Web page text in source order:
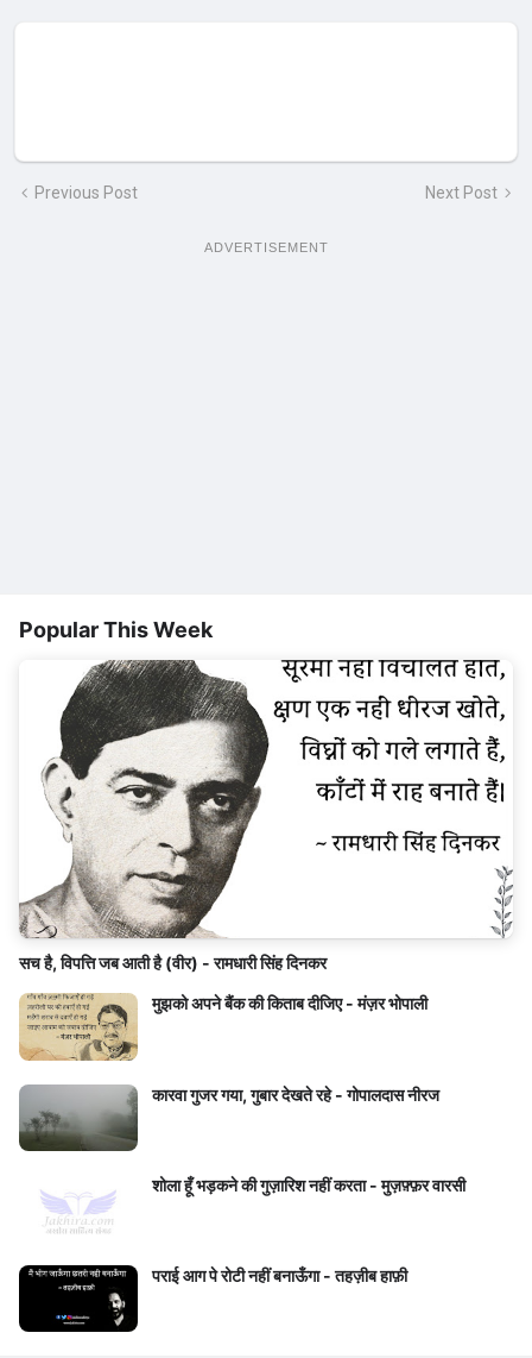
Previous Post Next Post
ADVERTISEMENT
Popular This Week
सच है, विपत्ति जब आती है (वीर) - रामधारी सिंह दिनकर
मुझको अपने बैंक की किताब दीजिए - मंज़र भोपाली
कारवा गुजर गया, गुबार देखते रहे - गोपालदास नीरज
शोला हूँ भड़कने की गुज़ारिश नहीं करता - मुज़फ़्फ़र वारसी
पराई आग पे रोटी नहीं बनाऊँगा - तहज़ीब हाफ़ी